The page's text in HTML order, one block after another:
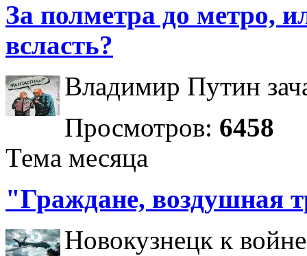
За полметра до метро,
всласть?
Владимир Путин
Просмотров: 6458
Тема месяца
"Граждане, воздушная
Новокузнецк к